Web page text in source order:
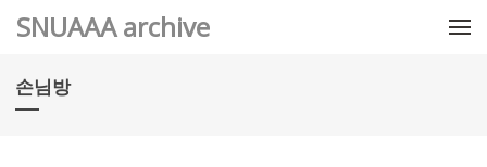
SNUAAA archive
손님방